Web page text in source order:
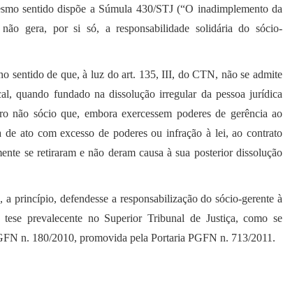
sentido dispõe a Súmula 430/STJ (“O inadimplemento da
não gera, por si só, a responsabilidade solidária do sócio-
sentido de que, à luz do art. 135, III, do CTN, não se admite
quando fundado na dissolução irregular da pessoa jurídica
não sócio que, embora exercessem poderes de gerência ao
ato com excesso de poderes ou infração à lei, ao contrato
se retiraram e não deram causa à sua posterior dissolução
princípio, defendesse a responsabilização do sócio-gerente à
prevalecente no Superior Tribunal de Justiça, como se
n. 180/2010, promovida pela Portaria PGFN n. 713/2011.